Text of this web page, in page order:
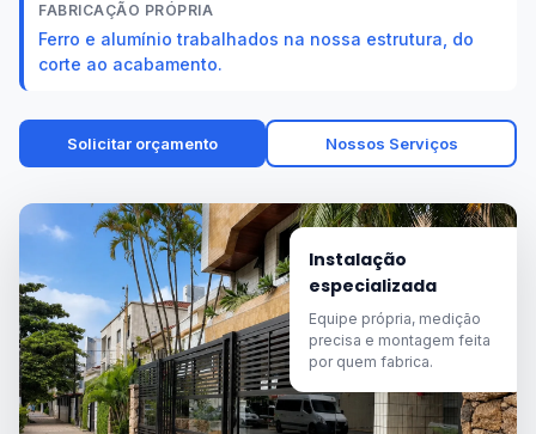
FABRICAÇÃO PRÓPRIA
Ferro e alumínio trabalhados na nossa estrutura, do
corte ao acabamento.
Solicitar orçamento Nossos Serviços
Instalação
especializada
Equipe própria, medição
precisa e montagem feita
por quem fabrica.